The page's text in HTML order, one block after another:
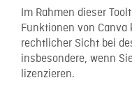
Im Rahmen dieser
Funktionen von
rechtlicher Sicht bei
insbesondere, wenn
lizenzieren.